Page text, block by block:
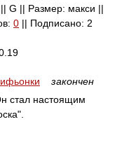
G || Размер: макси ||
0 || Подписано: 2
закончен
стал настоящим